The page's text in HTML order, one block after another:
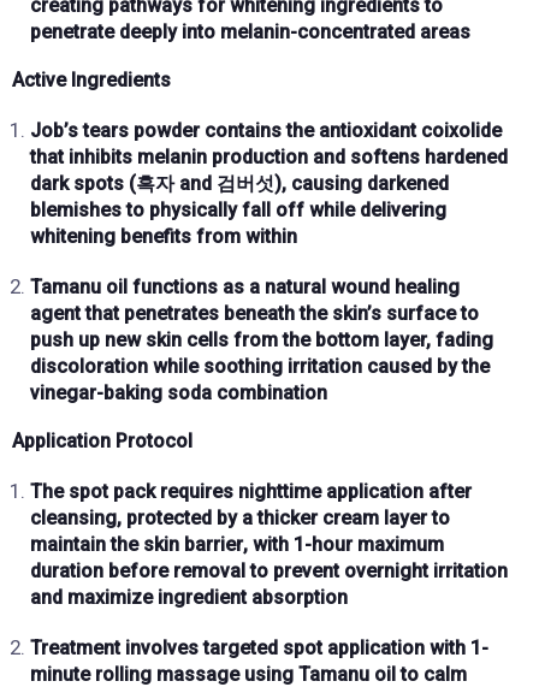
creating pathways forwhitening ingredientsto
penetrate deeply into melanin-concentrated areas
Active Ingredients
Job’s tears powdercontains the antioxidant coixolide
that inhibits melanin production and softens hardened
dark spots (흑자 and 검버섯), causing darkened
blemishes to physically fall off while delivering
whitening benefits from within
Tamanu oil functions as a natural wound healing
agentthat penetrates beneath the skin’s surfaceto
push up new skin cells from the bottom layer, fading
discoloration while soothing irritation caused by the
vinegar-baking soda combination
Application Protocol
The spot pack requires nighttime application after
cleansing, protected by athicker cream layerto
maintain the skin barrier, with 1-hour maximum
duration before removal to prevent overnight irritation
and maximize ingredient absorption
Treatment involvestargeted spot application with 1-
minute rolling massageusing Tamanu oilto calm